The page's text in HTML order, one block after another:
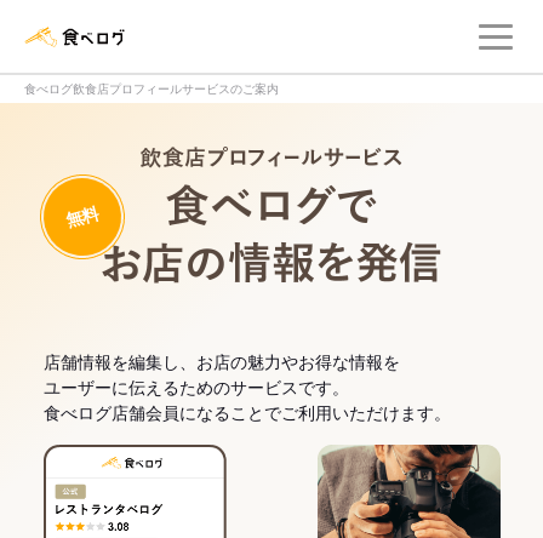
食べログ飲食店プロフィールサービスのご案内
無料
店舗情報を編集し、お店の魅力やお得な情報を
ユーザーに伝えるためのサービスです。
食べログ店舗会員になることでご利用いただけます。